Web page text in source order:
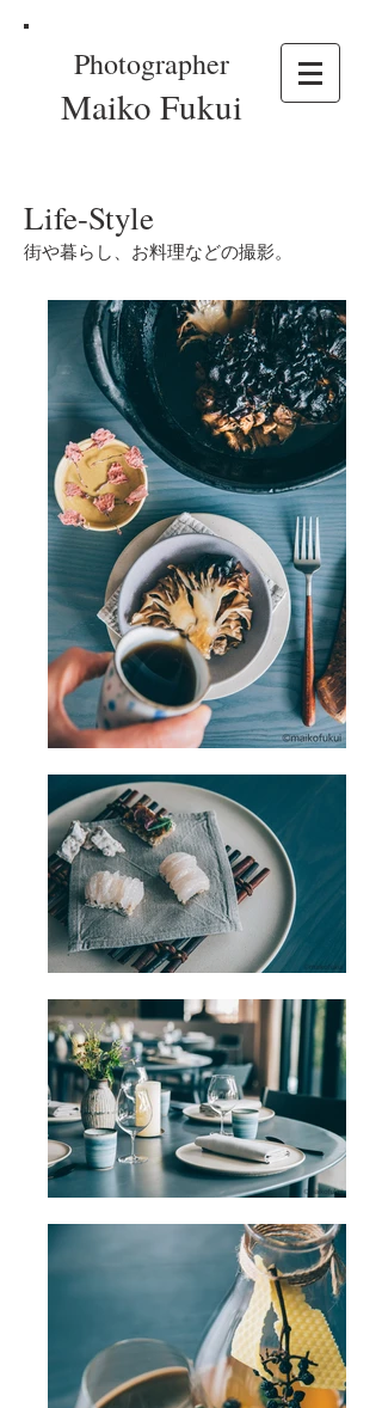
Photographer
Maiko Fukui
Life-Style
街や暮らし、お料理などの撮影。